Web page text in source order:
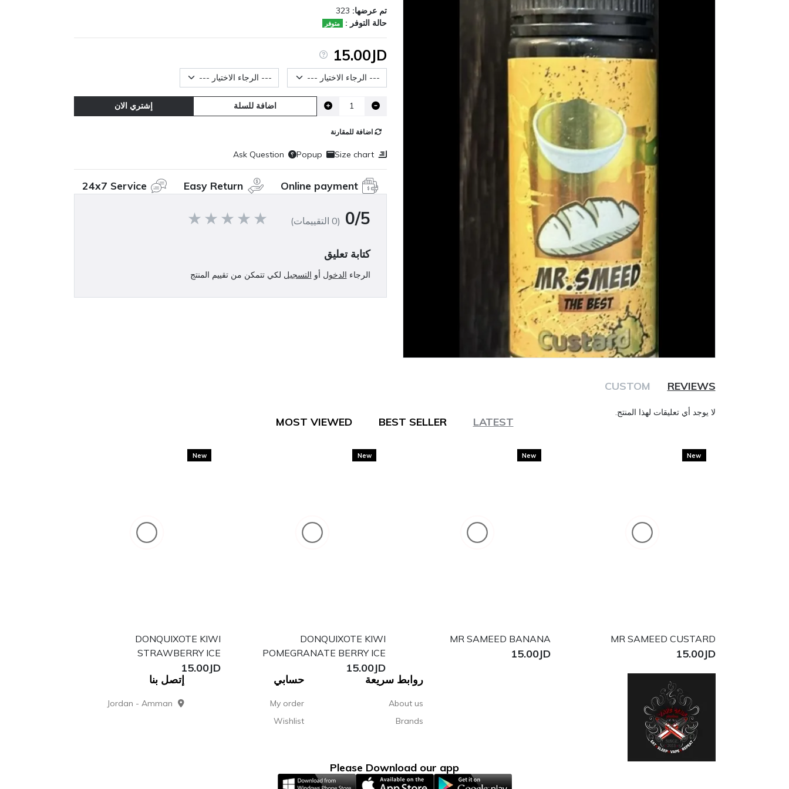
REVIEWS
CUSTOM
لا يوجد أي تعليقات لهذا المنتج.
تم عرضها: 323
حالة التوفر :
متوفر
15.00JD
حجم العبوة عيار النيكوتين
اضافة للسلة إشتري الان
اضافة للمقارنة
Size chart
Popup
Ask Question
Online payment
Easy Return
24x7 Service
0/5 (0 التقييمات)
كتابة تعليق
الرجاء الدخول أو التسجيل لكي تتمكن من تقييم المنتج
LATEST
BEST SELLER
MOST VIEWED
New
MR SAMEED CUSTARD
15.00JD
New
MR SAMEED BANANA
15.00JD
New
DONQUIXOTE KIWI
POMEGRANATE BERRY ICE
15.00JD
New
DONQUIXOTE KIWI
STRAWBERRY ICE
15.00JD
روابط سريعة
About us
Brands
حسابي
My order
Wishlist
إتصل بنا
Jordan - Amman
Please Download our app